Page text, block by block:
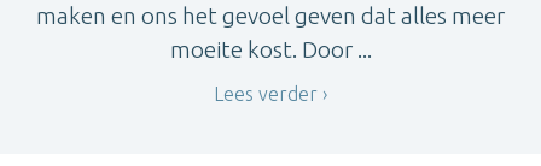
maken en ons het gevoel geven dat alles meer
moeite kost. Door ...
Lees verder